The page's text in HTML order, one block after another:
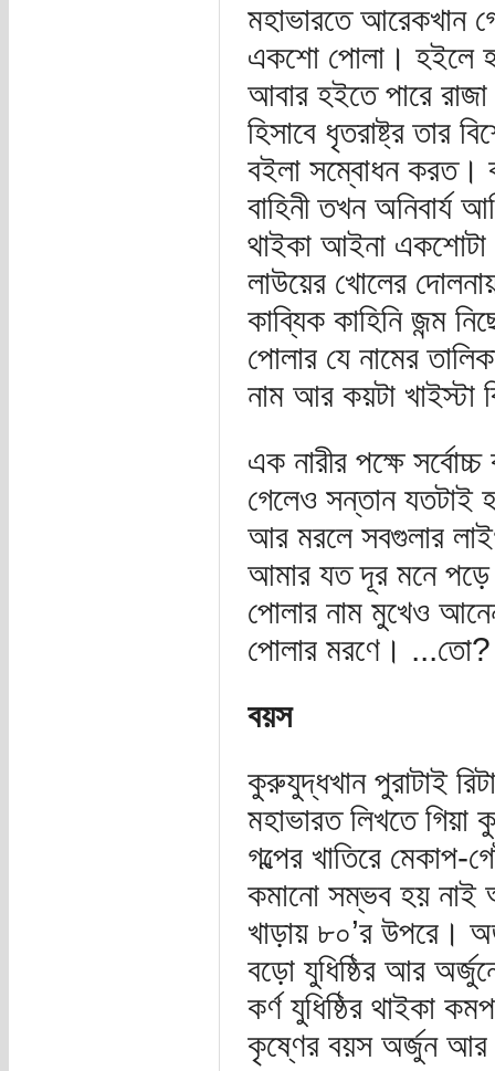
মহাভারতে আরেকখান
একশো পোলা। হইলে
আবার হইতে পারে
হিসাবে ধৃতরাষ্ট্র তার
বইলা সম্বোধন করত।
বাহিনী তখন অনিবার্য
থাইকা আইনা একশোটা
লাউয়ের খোলের
কাব্যিক কাহিনি জন্ম
পোলার যে নামের
নাম আর কয়টা খাইস্টা
এক নারীর পক্ষে
গেলেও সন্তান যতটাই
আর মরলে সবগুলার
আমার যত দূর মনে পড়ে
পোলার নাম মুখেও
পোলার মরণে। ...তো?
বয়স
কুরুযুদ্ধখান পুরাটাই
মহাভারত লিখতে
গল্পের খাতিরে
কমানো সম্ভব হয় নাই
খাড়ায় ৮০’র উপরে।
বড়ো যুধিষ্ঠির আর
কর্ণ যুধিষ্ঠির থাইকা
কৃষ্ণের বয়স অর্জুন আর